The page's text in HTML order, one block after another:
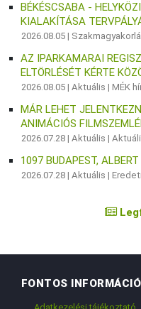
BÉKÉSCSABA -
KIALAKÍTÁSA
2026.08.05 |
AZ IPARKAMARAI
ELTÖRLÉSÉT KÉRTE
2026.08.05 |Aktuális |MÉK
MÁR LEHET
ANIMÁCIÓS
2026.07.28 |Aktuális |
1097 BUDAPEST,
2026.07.28 |Aktuális |
FONTOS